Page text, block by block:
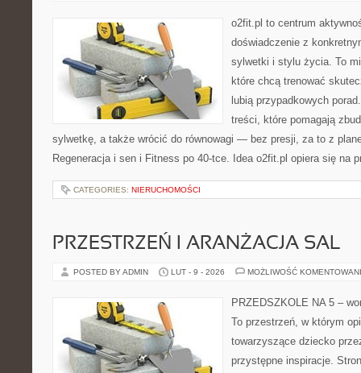
o2fit.pl to centrum
doświadczenie z
sylwetki i stylu życia. To
które chcą trenować
lubią przypadkowych
treści, które pomagają
sylwetkę, a także wrócić do równowagi — bez presji, za to z
Regeneracja i sen i Fitness po 40-tce. Idea o2fit.pl opiera się na
CATEGORIES: NIERUCHOMOŚCI
PRZESTRZEŃ I ARANŻACJA SAL
POSTED BY ADMIN LUT - 9 - 2026 MOŻLIWOŚĆ
PRZEDSZKOLE NA 5 –
To przestrzeń, w którym
towarzyszące dziecko
przystępne inspiracje.